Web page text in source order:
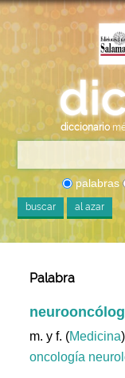
diccionario
palabras
buscar al azar
Palabra
m. y f. (Medicina
oncología